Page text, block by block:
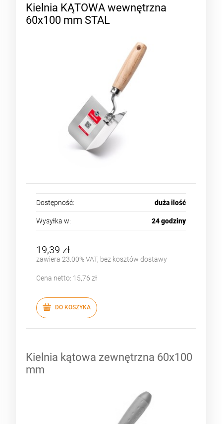
Kielnia KĄTOWA wewnętrzna
60x100 mm STAL
Dostępność: duża ilość
Wysyłka w: 24 godziny
19,39 zł
zawiera 23.00% VAT, bez kosztów dostawy
Cena netto: 15,76 zł
DO KOSZYKA
Kielnia kątowa zewnętrzna 60x100
mm